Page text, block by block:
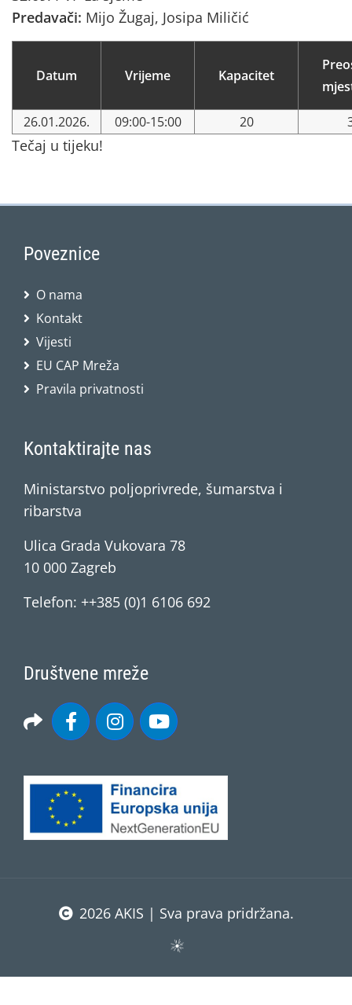
Predavači: Mijo Žugaj, Josipa Miličić
Datum Vrijeme Kapacitet
26.01.2026. 09:00-15:00 20
Tečaj u tijeku!
Poveznice
O nama
Kontakt
Vijesti
EU CAP Mreža
Pravila privatnosti
Kontaktirajte nas
Ministarstvo poljoprivrede, šumarstva i
ribarstva
Ulica Grada Vukovara 78
10 000 Zagreb
Telefon: ++385 (0)1 6106 692
Društvene mreže
2026 AKIS | Sva prava pridržana.